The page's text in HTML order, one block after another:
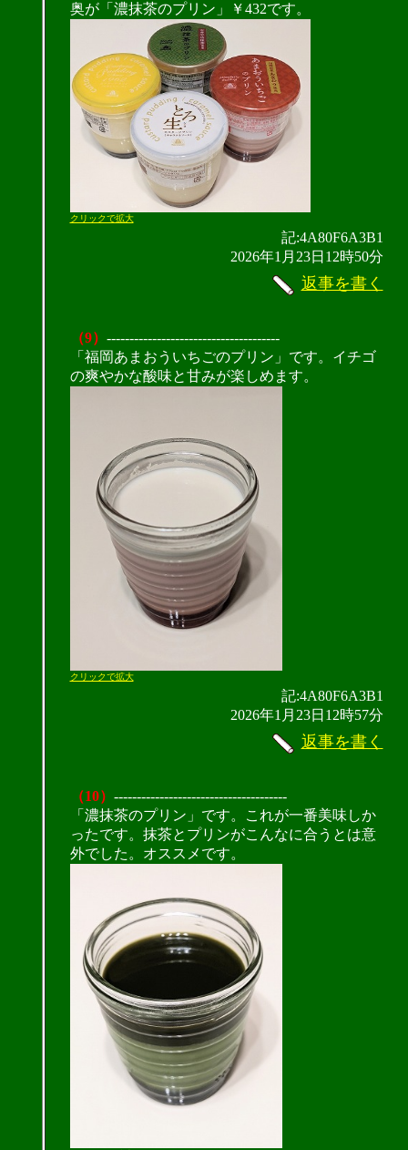
奥が「濃抹茶のプリン」￥432です。
クリックで拡大
記:4A80F6A3B1
2026年1月23日12時50分
返事を書く
（9） --------------------------------------
「福岡あまおういちごのプリン」です。イチゴ
の爽やかな酸味と甘みが楽しめます。
クリックで拡大
記:4A80F6A3B1
2026年1月23日12時57分
返事を書く
（10） --------------------------------------
「濃抹茶のプリン」です。これが一番美味しか
ったです。抹茶とプリンがこんなに合うとは意
外でした。オススメです。